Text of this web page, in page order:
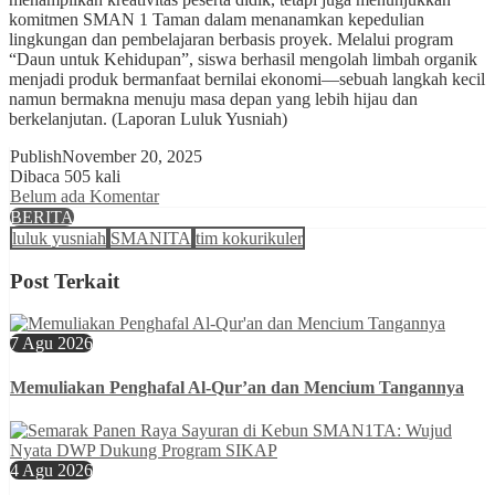
komitmen SMAN 1 Taman dalam menanamkan kepedulian
lingkungan dan pembelajaran berbasis proyek. Melalui program
“Daun untuk Kehidupan”, siswa berhasil mengolah limbah organik
menjadi produk bermanfaat bernilai ekonomi—sebuah langkah kecil
namun bermakna menuju masa depan yang lebih hijau dan
berkelanjutan. (Laporan Luluk Yusniah)
PublishNovember 20, 2025
Dibaca 505 kali
Belum ada Komentar
BERITA
luluk yusniah SMANITA tim kokurikuler
Post Terkait
7 Agu 2026
Memuliakan Penghafal Al-Qur’an dan Mencium Tangannya
4 Agu 2026